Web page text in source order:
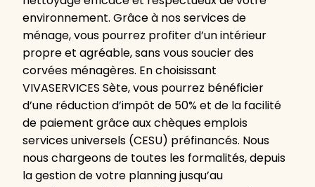
environnement. Grâce à nos services de
ménage, vous pourrez profiter d’un intérieur
propre et agréable, sans vous soucier des
corvées ménagères. En choisissant
VIVASERVICES Sète, vous pourrez bénéficier
d’une réduction d’impôt de 50% et de la facilité
de paiement grâce aux chèques emplois
services universels (CESU) préfinancés. Nous
nous chargeons de toutes les formalités, depuis
la gestion de votre planning jusqu’au